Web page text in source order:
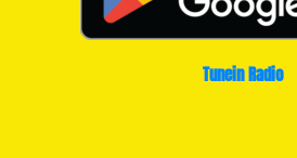
Tunein Radio